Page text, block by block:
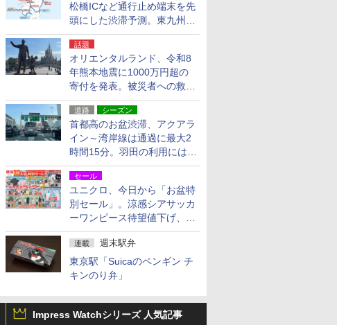
松橋ICなど通行止め端末を先
頭にした渋滞予測。東九州道
への迂回は料金調整を実施
話題
オリエンタルランド、令和8
年熊本地震に1000万円超の
寄付を発表。被災者への救援
活動・復旧支援
道路 シーズン
首都高のお盆渋滞、アクアラ
イン～湾岸線は通過に最大2
時間15分。羽田の利用には
「空港西出口」の利用検討を
セール
ユニクロ、今日から「お盆特
別セール」。涼感シアサッカ
ーワンピース待望値下げ、撥
水ギアショーツは1990円に
連載 週末駅弁
東京駅「Suicaのペンギン チ
キンのり弁」
Impress Watchシリーズ 人気記事